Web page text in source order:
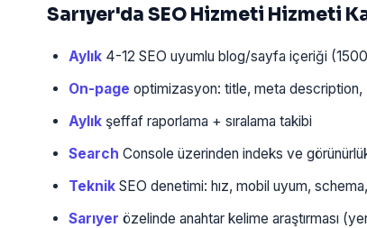
Sarıyer'da SEO Hizmeti Hizmeti
Aylık 4-12 SEO uyumlu blog/sayfa içeriği
On-page optimizasyon: title, meta
Aylık şeffaf raporlama + sıralama takibi
Search Console üzerinden indeks ve
Teknik SEO denetimi: hız, mobil uyum,
Sarıyer özelinde anahtar kelime araştırması